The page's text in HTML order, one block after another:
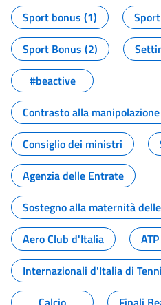
Sport bonus (1)
Sport Bonus (2)
#beactive
Contrasto alla
Consiglio dei ministri
Agenzia delle Entrate
Sostegno alla maternità
Aero Club d'Italia
Internazionali d'Italia di